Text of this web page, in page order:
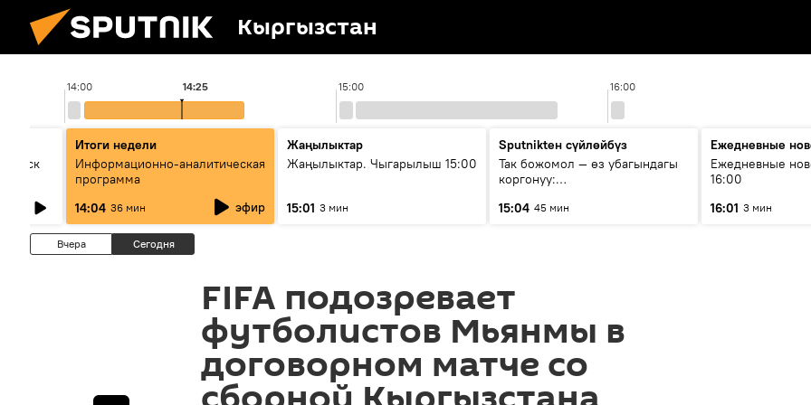
Кыргызстан
14:00 15:00 16:00
14:25
Итоги недели
Информационно-аналитическая
программа
14:04 36 мин эфир
Жаңылыктар
Жаңылыктар. Чыгарылыш 15:00
15:01 3 мин
Sputnikteн сүйлөйбүз
Так божомол — өз убагындагы
коргонуу:
кантип өркүндөтүлүүдө
15:04 45 мин
Ежедневные
Ежедневные
16:00
16:01 3 мин
Вчера Сегодня
FIFA подозревает
футболистов Мьянмы в
договорном матче со